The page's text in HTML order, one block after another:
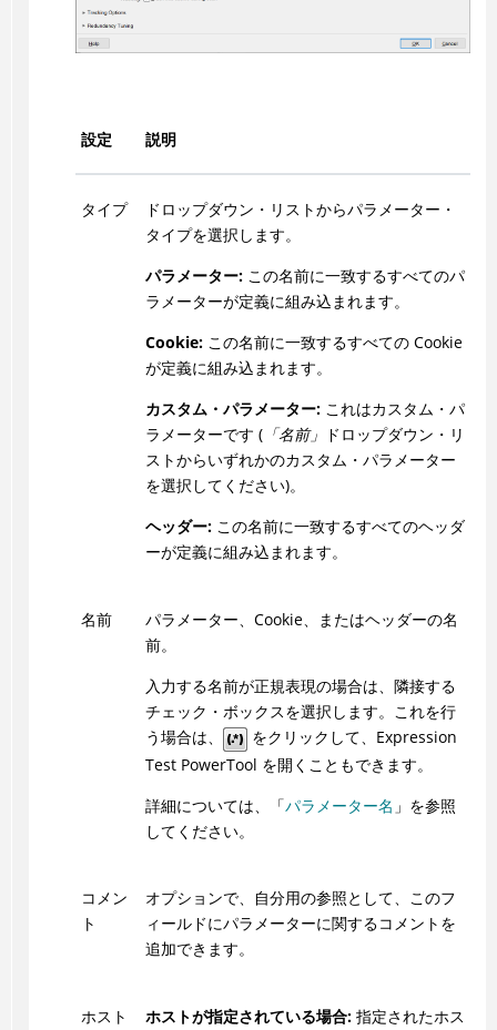
設定 説明
タイプ
ドロップダウン・リストからパラメーター・
タイプを選択します。
パラメーター:この名前に一致するすべてのパ
ラメーターが定義に組み込まれます。
Cookie:この名前に一致するすべての Cookie
が定義に組み込まれます。
カスタム・パラメーター:これはカスタム・パ
ラメーターです (「名前」
ドロップダウン・リ
ストからいずれかのカスタム・パラメーター
を選択してください)。
ヘッダー:この名前に一致するすべてのヘッダ
ーが定義に組み込まれます。
名前
パラメーター、Cookie、またはヘッダーの名
前。
入力する名前が正規表現の場合は、隣接する
チェック・ボックスを選択します。これを行
う場合は、
をクリックして、Expression
Test PowerTool を開くこともできます。
詳細については、「パラメーター名 」を参照
してください。
コメン
ト
オプションで、自分用の参照として、このフ
ィールドにパラメーターに関するコメントを
追加できます。
ホスト ホストが指定されている場合:指定されたホス